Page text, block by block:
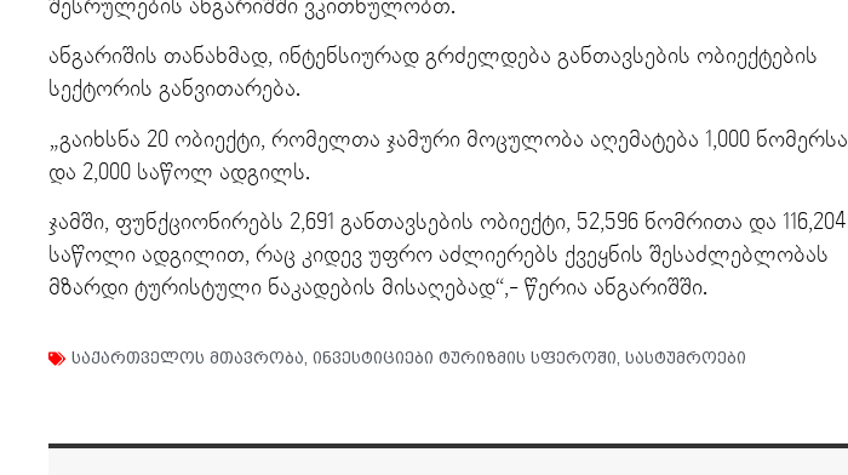
შესრულების ანგარიშში ვკითხულობთ.
ანგარიშის თანახმად, ინტენსიურად გრძელდება განთავსების ობიექტების
სექტორის განვითარება.
„გაიხსნა 20 ობიექტი, რომელთა ჯამური მოცულობა აღემატება 1,000 ნომერსა
და 2,000 საწოლ ადგილს.
ჯამში, ფუნქციონირებს 2,691 განთავსების ობიექტი, 52,596 ნომრითა და 116,204
საწოლი ადგილით, რაც კიდევ უფრო აძლიერებს ქვეყნის შესაძლებლობას
მზარდი ტურისტული ნაკადების მისაღებად“,- წერია ანგარიშში.
საქართველოს მთავრობა, ინვესტიციები ტურიზმის სფეროში, სასტუმროები